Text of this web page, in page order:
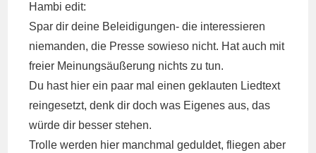
Hambi edit:
Spar dir deine Beleidigungen- die interessieren
niemanden, die Presse sowieso nicht. Hat auch mit
freier Meinungsäußerung nichts zu tun.
Du hast hier ein paar mal einen geklauten Liedtext
reingesetzt, denk dir doch was Eigenes aus, das
würde dir besser stehen.
Trolle werden hier manchmal geduldet, fliegen aber